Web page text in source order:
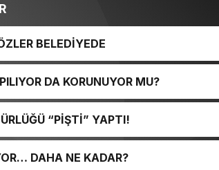
BELEDİYEDE
DA KORUNUYOR MU?
“PİŞTİ” YAPTI!
DAHA NE KADAR?